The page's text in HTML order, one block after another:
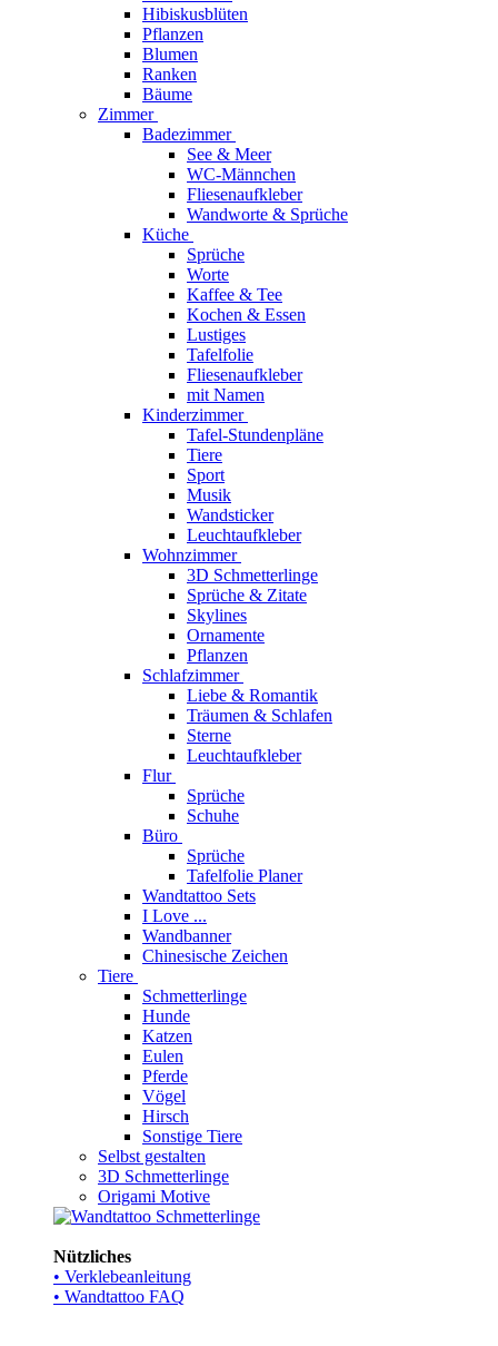
Hibiskusblüten
Pflanzen
Blumen
Ranken
Bäume
Zimmer
Badezimmer
See & Meer
WC-Männchen
Fliesenaufkleber
Wandworte & Sprüche
Küche
Sprüche
Worte
Kaffee & Tee
Kochen & Essen
Lustiges
Tafelfolie
Fliesenaufkleber
mit Namen
Kinderzimmer
Tafel-Stundenpläne
Tiere
Sport
Musik
Wandsticker
Leuchtaufkleber
Wohnzimmer
3D Schmetterlinge
Sprüche & Zitate
Skylines
Ornamente
Pflanzen
Schlafzimmer
Liebe & Romantik
Träumen & Schlafen
Sterne
Leuchtaufkleber
Flur
Sprüche
Schuhe
Büro
Sprüche
Tafelfolie Planer
Wandtattoo Sets
I Love ...
Wandbanner
Chinesische Zeichen
Tiere
Schmetterlinge
Hunde
Katzen
Eulen
Pferde
Vögel
Hirsch
Sonstige Tiere
Selbst gestalten
3D Schmetterlinge
Origami Motive
Nützliches
• Verklebeanleitung
• Wandtattoo FAQ